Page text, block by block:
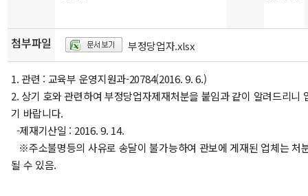
첨부파일 부정당업자.xlsx
1. 관련 : 교육부 운영지원과-20784(2016. 9. 6.)
2. 상기 호와 관련하여 부정당업자제재처분을 붙임과 같이 알려드리니
기 바랍니다.
-제재기산일 : 2016. 9. 14.
※주소불명등의 사유로 송달이 불가능하여 관보에 게재된 업체는 처
될 수 있음.